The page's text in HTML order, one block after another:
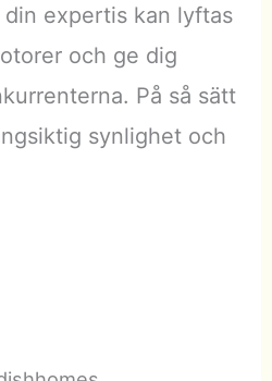
expertis kan lyftas
och ge dig
På så sätt
synlighet och